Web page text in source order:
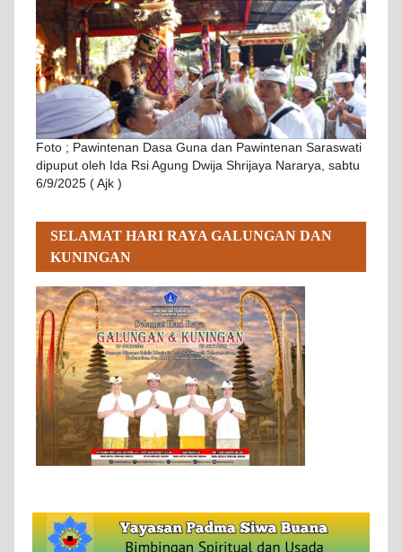
Foto ; Pawintenan Dasa Guna dan Pawintenan Saraswati
dipuput oleh Ida Rsi Agung Dwija Shrijaya Nararya, sabtu
6/9/2025 ( Ajk )
SELAMAT HARI RAYA GALUNGAN DAN
KUNINGAN